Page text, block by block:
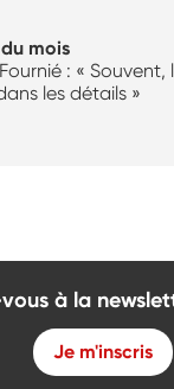
mois
: « Souvent,
les détails »
à la
Je m'inscris